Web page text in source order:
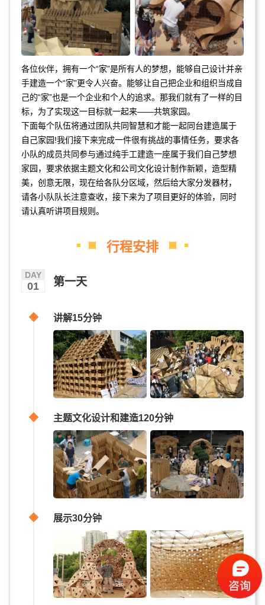
各位伙伴，拥有一个“家”是所有人的梦想，能够自己设计并亲
手建造一个“家”更令人兴奋。能够让自己把企业和组织当成自
己的“家”也是一个企业和个人的追求。那我们就有了一样的目
标，为了实现这一目标就一起来——共筑家园。
下面每个队伍将通过团队共同智慧和才能一起同台建造属于
自己家园!我们接下来完成一件很有挑战的事情任务，要求各
小队的成员共同参与通过纯手工建造一座属于我们自己梦想
家园，要求依据主题文化和公司文化设计制作新颖，造型精
美，创意无限，现在给各队分区域，然后给大家分发器材，
请各小队队长注意查收，接下来为了项目更好的体验，同时
请认真听讲项目规则。
行程安排
DAY
01 第一天
讲解15分钟
主题文化设计和建造120分钟
展示30分钟